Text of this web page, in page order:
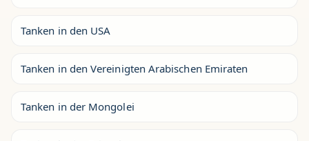
Tanken in den USA
Tanken in den Vereinigten Arabischen Emiraten
Tanken in der Mongolei